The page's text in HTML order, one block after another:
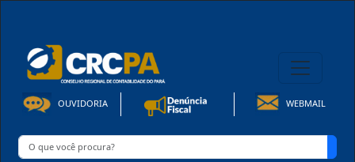
OUVIDORIA WEBMAIL